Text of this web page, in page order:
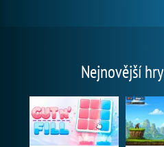
Nejnovější hry